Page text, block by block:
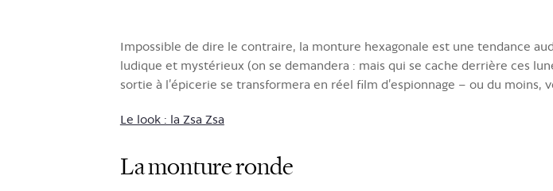
Impossible de dire le contraire, la monture hexagonale est une tendance
ludique et mystérieux (on se demandera : mais qui se cache derrière ces
sortie à l’épicerie se transformera en réel film d’espionnage – ou du moins,
Le look : la Zsa Zsa
La monture ronde